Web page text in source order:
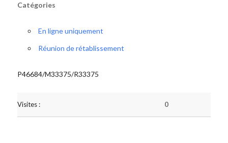
Catégories
En ligne uniquement
Réunion de rétablissement
P46684/M33375/R33375
Visites : 0